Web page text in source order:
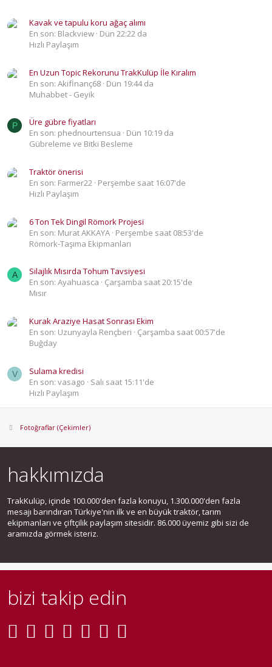
Kavak ve tapulu koru ağaç alımı
En son: Blackview Dün 22:22 da
Hızlı Paylaşım
En Uzun Topic Rekorunu TrakKulüp İle Kıralım
En son: Akifİnanç68 Dün 19:44 da
Muhabbet - Geyik
P
Üre gübre fiyatları
En son: phednourtensua
Dün 10:19 da
Gübreleme ve Bitki Besleme
Traktör önerisi
En son: Farmer22 Perşembe saat 16:07'de
Hızlı Paylaşım
6 Ton Tek Dingil Römork Projesi
En son: Murat AKKAYA Perşembe saat 08:53'de
Römork-Taşıma Ekipmanları
A
Silajlık Mısırda Tohum Tavsiyesi
En son: Ayahuasca
Çarşamba saat 20:15'de
Mısır
Kurak Araziye Hasat Sonrası Ekim
En son: Uzunyayla Rençberi
Çarşamba saat 00:57'de
Buğday
V
Sulama kredisi
En son: vasago
Salı saat 15:11'de
Hızlı Paylaşım
Fotoğraflar (Çekimler)
hakkımızda
TrakKulüp, içinde 100.000'den fazla konuyu, 1.300.000'den fazla
mesajı barındıran Türkiye'nin ilk ve en büyük traktör, tarım
ekipmanları ve çiftçilik paylaşım sitesidir. 86.000 üyemiz gibi sizi de
aramızda görmek isteriz.
bizi takip edin